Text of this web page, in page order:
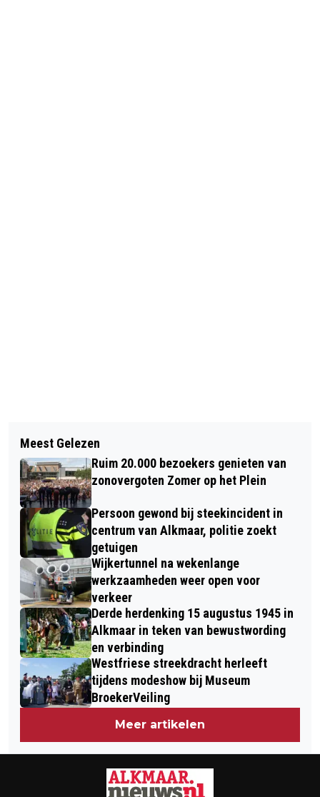
KAASMARKT ALKMAAR VRIJDAG 29
MAART VAN START MET BELLUIDER
HAMZA OTHMAN
ALKMAARSE SPORTKAMPIOENEN
GEHULDIGD
Meest Gelezen
Ruim 20.000 bezoekers genieten van
zonovergoten Zomer op het Plein
Persoon gewond bij steekincident in
centrum van Alkmaar, politie zoekt
getuigen
Wijkertunnel na wekenlange
werkzaamheden weer open voor
verkeer
Derde herdenking 15 augustus 1945 in
Alkmaar in teken van bewustwording
en verbinding
Westfriese streekdracht herleeft
tijdens modeshow bij Museum
BroekerVeiling
Meer artikelen